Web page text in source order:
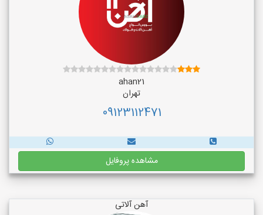
ahan21
تهران
09123112471
مشاهده پروفایل
آهن آلاتی